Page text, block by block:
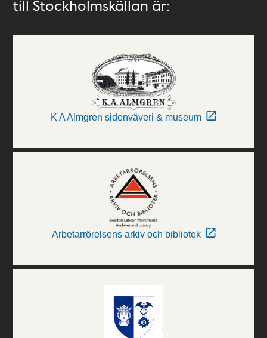
till Stockholmskällan är:
K A Almgren sidenväveri & museum
Arbetarrörelsens arkiv och bibliotek